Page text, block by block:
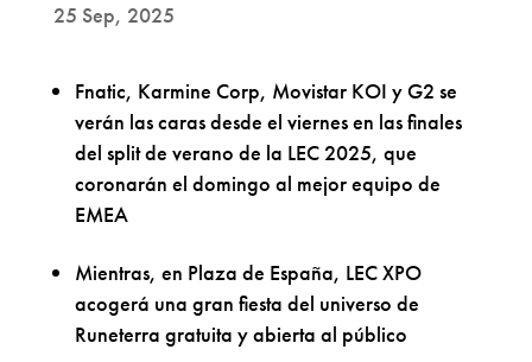
25 Sep, 2025
Fnatic, Karmine Corp, Movistar KOI y G2 se
verán las caras desde el viernes en las finales
del split de verano de la LEC 2025, que
coronarán el domingo al mejor equipo de
EMEA
Mientras, en Plaza de España, LEC XPO
acogerá una gran fiesta del universo de
Runeterra gratuita y abierta al público